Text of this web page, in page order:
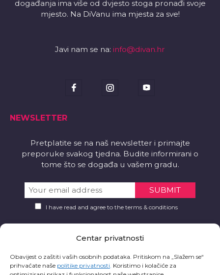
Centar privatnosti
Obavijest o zaštiti vaših osobnih podataka. Pritiskom na „Slažem se“
prihvaćate naše politike privatnosti. Koristimo i kolačiće za
događanja ima više od dvjesto stoga pronađi svoje
mjesto. Na DiVanu ima mjesta za sve!
Javi nam se na: info@divan.hr
NEWSLETTER
Pretplatite se na naš newsletter i primajte
preporuke svakog tjedna. Budite informirani o
tome što se događa u vašem gradu.
I have read and agree to the terms & conditions
Želite li aplikaciju?